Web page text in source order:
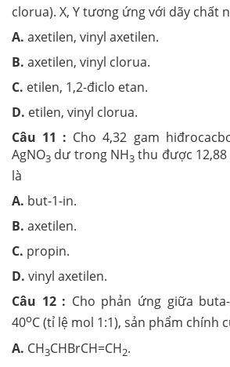
clorua). X, Y tương ứng với dãy chất
A. axetilen, vinyl axetilen.
B. axetilen, vinyl clorua.
C. etilen, 1,2-điclo etan.
D. etilen, vinyl clorua.
Câu 11 : Cho 4,32 gam
AgNO3 dư trong NH3 thu được 12,88
là
A. but-1-in.
B. axetilen.
C. propin.
D. vinyl axetilen.
Câu 12 : Cho phản ứng giữa
40oC (tỉ lệ mol 1:1), sản phẩm chính
A. CH3CHBrCH=CH2.